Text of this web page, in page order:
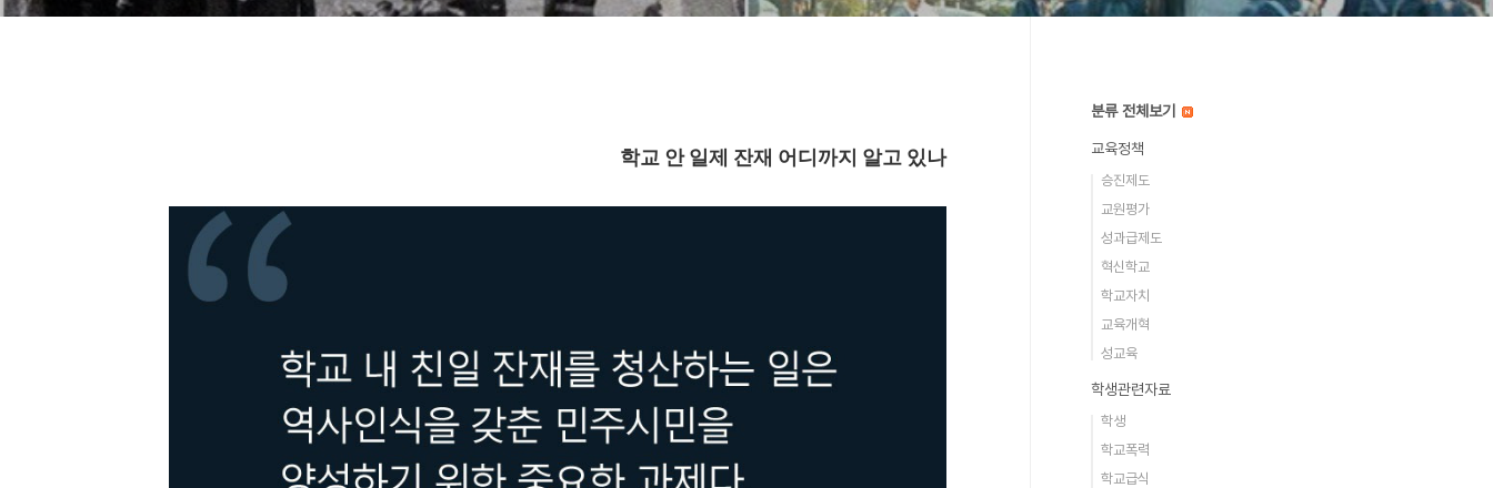
학교 안 일제 잔재 어디까지 알고 있나
분류 전체보기
교육정책
승진제도
교원평가
성과급제도
혁신학교
학교자치
교육개혁
성교육
학생관련자료
학생
학교폭력
학교급식